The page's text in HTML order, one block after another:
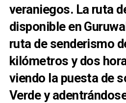
veraniegos. La ruta
disponible en
ruta de senderismo
kilómetros y dos
viendo la puesta de
Verde y